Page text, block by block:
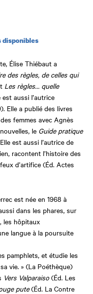
disponibles
Élise Thiébaut a
des règles, de celles qui
Les règles… quelle
est aussi l’autrice
Elle a publié des livres
femmes avec Agnès
le Guide pratique
est aussi l’autrice de
racontent l’histoire des
d’artifice (Éd. Actes
est née en 1968 à
dans les phares, sur
les hôpitaux
langue à la poursuite
pamphlets, et étudie les
vie. » (La Poéthèque)
Vers Valparaiso(Éd. Les
pute(Éd. La Contre